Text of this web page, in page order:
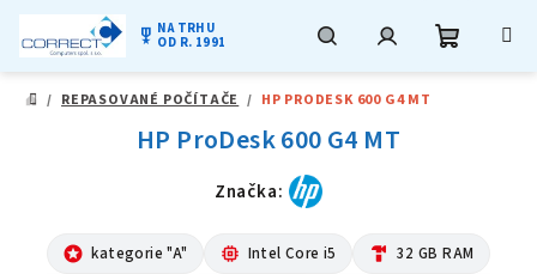
military_tech NA TRHU
OD R. 1991
DOMŮ
/ REPASOVANÉ POČÍTAČE / HP PRODESK 600 G4 MT
HP ProDesk 600 G4 MT
Značka:
stars kategorie "A" memory Intel Core i5 hardware 32 GB RAM